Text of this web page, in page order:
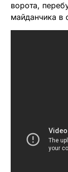
ворота,
майданчика в